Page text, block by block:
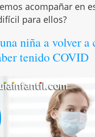
acompañar en
para ellos?
niña a volver a
tenido COVID